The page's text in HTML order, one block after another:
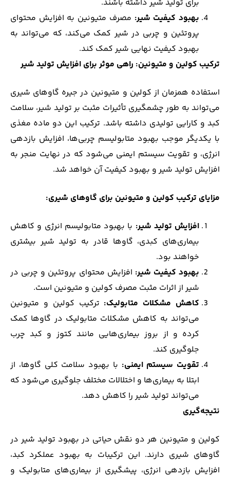
برای تولید شیر داشته باشند.
بهبود کیفیت شیر: مصرف متیونین به افزایش محتوای
پروتئین و چربی در شیر کمک می‌کند، که می‌تواند به
بهبود کیفیت نهایی شیر کمک کند.
ترکیب کولین و متیونین: راهی موثر برای افزایش تولید شیر
استفاده همزمان از کولین و متیونین در جیره گاوهای شیری
می‌تواند به طور چشمگیری تأثیرات مثبت بر تولید شیر، سلامت
کبد و کارایی تولیدی داشته باشد. ترکیب این دو ماده مغذی
با یکدیگر موجب بهبود متابولیسم چربی‌ها، افزایش بازدهی
انرژی، و تقویت سیستم ایمنی می‌شود که در نهایت منجر به
افزایش تولید شیر و بهبود کیفیت آن خواهد شد.
مزایای ترکیب کولین و متیونین برای گاوهای شیری:
افزایش تولید شیر: با بهبود متابولیسم انرژی و کاهش
بیماری‌های کبدی، گاوها قادر به تولید شیر بیشتری
خواهند بود.
بهبود کیفیت شیر: افزایش محتوای پروتئین و چربی در
شیر از اثرات مثبت مصرف کولین و متیونین است.
کاهش مشکلات متابولیک: ترکیب کولین و متیونین
می‌تواند به کاهش مشکلات متابولیک در گاوها کمک
کرده و از بروز بیماری‌هایی مانند کتوز و کبد چرب
جلوگیری کند.
تقویت سیستم ایمنی: با بهبود سلامت کلی گاوها، از
ابتلا به بیماری‌ها و اختلالات مختلف جلوگیری می‌شود که
می‌تواند تولید شیر را کاهش دهد.
نتیجه‌گیری
کولین و متیونین هر دو نقش حیاتی در بهبود تولید شیر در
گاوهای شیری دارند. این ترکیبات به بهبود عملکرد کبد،
افزایش بازدهی انرژی، پیشگیری از بیماری‌های متابولیک و